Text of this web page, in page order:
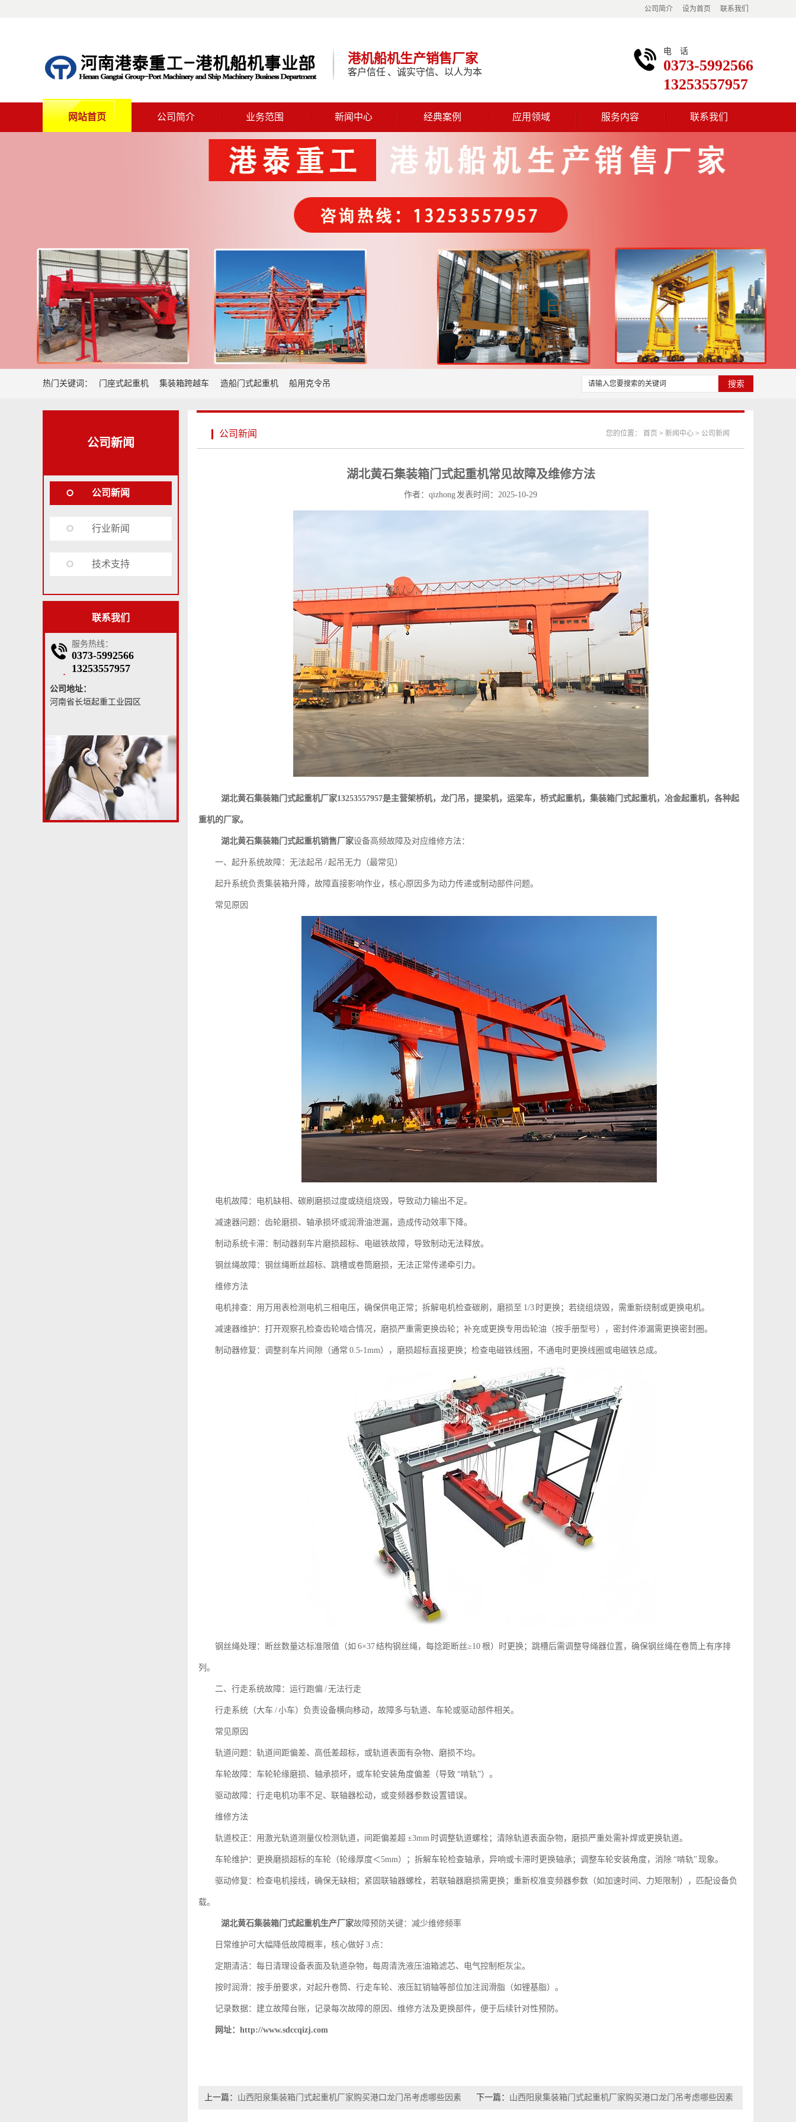
公司简介 设为首页 联系我们
港机船机生产销售厂家
客户信任 、诚实守信、以人为本
电话
0373-5992566
13253557957
网站首页 公司简介 业务范围 新闻中心 经典案例 应用领域 服务内容 联系我们
热门关键词： 门座式起重机 集装箱跨越车 造船门式起重机 船用克令吊
公司新闻
公司新闻
行业新闻
技术支持
联系我们
服务热线：
0373-5992566
13253557957
公司地址：
河南省长垣起重工业园区
公司新闻 您的位置： 首页 > 新闻中心 > 公司新闻
湖北黄石集装箱门式起重机常见故障及维修方法​
作者：qizhong 发表时间：2025-10-29
湖北黄石集装箱门式起重机厂家13253557957是主营架桥机，龙门吊，提梁机，运梁车，桥式起重机，集装箱门式起重机，冶金起重机，各种起
重机的厂家。
湖北黄石集装箱门式起重机销售厂家设备高频故障及对应维修方法：
一、起升系统故障：无法起吊 / 起吊无力（最常见）
起升系统负责集装箱升降，故障直接影响作业，核心原因多为动力传递或制动部件问题。
常见原因
电机故障：电机缺相、碳刷磨损过度或绕组烧毁，导致动力输出不足。
减速器问题：齿轮磨损、轴承损坏或润滑油泄漏，造成传动效率下降。
制动系统卡滞：制动器刹车片磨损超标、电磁铁故障，导致制动无法释放。
钢丝绳故障：钢丝绳断丝超标、跳槽或卷筒磨损，无法正常传递牵引力。
维修方法
电机排查：用万用表检测电机三相电压，确保供电正常；拆解电机检查碳刷，磨损至 1/3 时更换；若绕组烧毁，需重新绕制或更换电机。
减速器维护：打开观察孔检查齿轮啮合情况，磨损严重需更换齿轮；补充或更换专用齿轮油（按手册型号），密封件渗漏需更换密封圈。
制动器修复：调整刹车片间隙（通常 0.5-1mm），磨损超标直接更换；检查电磁铁线圈，不通电时更换线圈或电磁铁总成。
钢丝绳处理：断丝数量达标准限值（如 6×37 结构钢丝绳，每捻距断丝≥10 根）时更换；跳槽后需调整导绳器位置，确保钢丝绳在卷筒上有序排
列。
二、行走系统故障：运行跑偏 / 无法行走
行走系统（大车 / 小车）负责设备横向移动，故障多与轨道、车轮或驱动部件相关。
常见原因
轨道问题：轨道间距偏差、高低差超标，或轨道表面有杂物、磨损不均。
车轮故障：车轮轮缘磨损、轴承损坏，或车轮安装角度偏差（导致 “啃轨”）。
驱动故障：行走电机功率不足、联轴器松动，或变频器参数设置错误。
维修方法
轨道校正：用激光轨道测量仪检测轨道，间距偏差超 ±3mm 时调整轨道螺栓；清除轨道表面杂物，磨损严重处需补焊或更换轨道。
车轮维护：更换磨损超标的车轮（轮缘厚度＜5mm）；拆解车轮检查轴承，异响或卡滞时更换轴承；调整车轮安装角度，消除 “啃轨” 现象。
驱动修复：检查电机接线，确保无缺相；紧固联轴器螺栓，若联轴器磨损需更换；重新校准变频器参数（如加速时间、力矩限制），匹配设备负
载。
湖北黄石集装箱门式起重机生产厂家故障预防关键：减少维修频率
日常维护可大幅降低故障概率，核心做好 3 点：
定期清洁：每日清理设备表面及轨道杂物，每周清洗液压油箱滤芯、电气控制柜灰尘。
按时润滑：按手册要求，对起升卷筒、行走车轮、液压缸销轴等部位加注润滑脂（如锂基脂）。
记录数据：建立故障台账，记录每次故障的原因、维修方法及更换部件，便于后续针对性预防。
网址：http://www.sdccqizj.com
上一篇： 山西阳泉集装箱门式起重机厂家购买港口龙门吊考虑哪些因素 下一篇： 山西阳泉集装箱门式起重机厂家购买港口龙门吊考虑哪些因素